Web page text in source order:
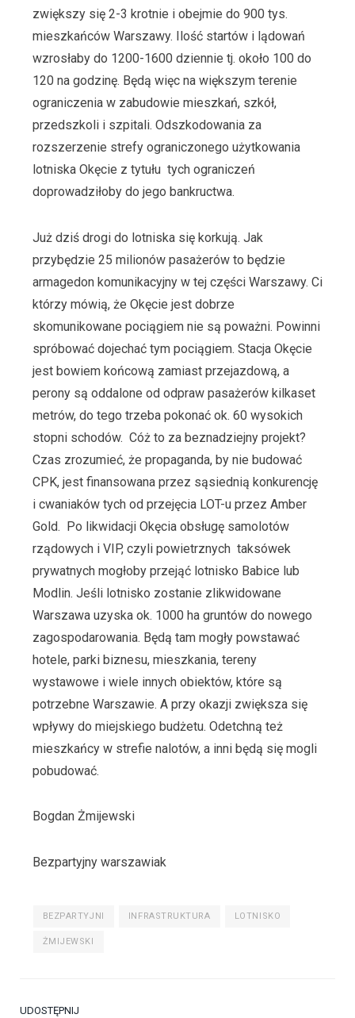
zwiększy się 2-3 krotnie i obejmie do 900 tys.
mieszkańców Warszawy. Ilość startów i lądowań
wzrosłaby do 1200-1600 dziennie tj. około 100 do
120 na godzinę. Będą więc na większym terenie
ograniczenia w zabudowie mieszkań, szkół,
przedszkoli i szpitali. Odszkodowania za
rozszerzenie strefy ograniczonego użytkowania
lotniska Okęcie z tytułu tych ograniczeń
doprowadziłoby do jego bankructwa.
Już dziś drogi do lotniska się korkują. Jak
przybędzie 25 milionów pasażerów to będzie
armagedon komunikacyjny w tej części Warszawy. Ci
którzy mówią, że Okęcie jest dobrze
skomunikowane pociągiem nie są poważni. Powinni
spróbować dojechać tym pociągiem. Stacja Okęcie
jest bowiem końcową zamiast przejazdową, a
perony są oddalone od odpraw pasażerów kilkaset
metrów, do tego trzeba pokonać ok. 60 wysokich
stopni schodów. Cóż to za beznadziejny projekt?
Czas zrozumieć, że propaganda, by nie budować
CPK, jest finansowana przez sąsiednią konkurencję
i cwaniaków tych od przejęcia LOT-u przez Amber
Gold. Po likwidacji Okęcia obsługę samolotów
rządowych i VIP, czyli powietrznych taksówek
prywatnych mogłoby przejąć lotnisko Babice lub
Modlin. Jeśli lotnisko zostanie zlikwidowane
Warszawa uzyska ok. 1000 ha gruntów do nowego
zagospodarowania. Będą tam mogły powstawać
hotele, parki biznesu, mieszkania, tereny
wystawowe i wiele innych obiektów, które są
potrzebne Warszawie. A przy okazji zwiększa się
wpływy do miejskiego budżetu. Odetchną też
mieszkańcy w strefie nalotów, a inni będą się mogli
pobudować.
Bogdan Żmijewski
Bezpartyjny warszawiak
BEZPARTYJNI INFRASTRUKTURA LOTNISKO
ŻMIJEWSKI
UDOSTĘPNIJ